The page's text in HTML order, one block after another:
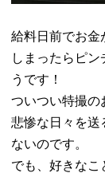
給料日前でお金
しまったらピン
うです！
ついつい特撮の
悲惨な日々を送
ないのです。
でも、好きなこ